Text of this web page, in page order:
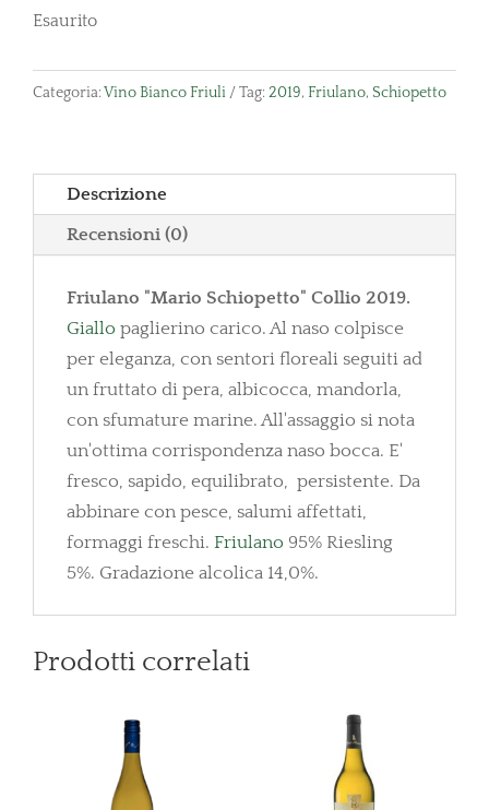
Esaurito
Categoria:Vino Bianco Friuli Tag: 2019, Friulano, Schiopetto
Descrizione
Recensioni (0)
Friulano "Mario Schiopetto" Collio 2019.
Giallo paglierino carico. Al naso colpisce
per eleganza, con sentori floreali seguiti ad
un fruttato di pera, albicocca, mandorla,
con sfumature marine. All'assaggio si nota
un'ottima corrispondenza naso bocca. E'
fresco, sapido, equilibrato, persistente. Da
abbinare con pesce, salumi affettati,
formaggi freschi. Friulano 95% Riesling
5%. Gradazione alcolica 14,0%.
Prodotti correlati